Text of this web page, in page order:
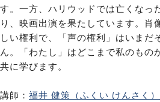
す。一方、ハリウッドでは亡くなっ
り、映画出演を果たしています。肖
しい権利で、「声の権利」はいまだ
ん。「わたし」はどこまで私のもの
共に学びます。
講師： 福井 健策（ふくい けんさく）